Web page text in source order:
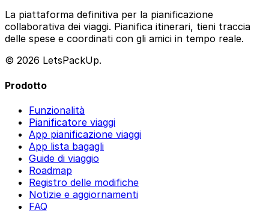
La piattaforma definitiva per la pianificazione
collaborativa dei viaggi. Pianifica itinerari, tieni traccia
delle spese e coordinati con gli amici in tempo reale.
© 2026 LetsPackUp.
Prodotto
Funzionalità
Pianificatore viaggi
App pianificazione viaggi
App lista bagagli
Guide di viaggio
Roadmap
Registro delle modifiche
Notizie e aggiornamenti
FAQ